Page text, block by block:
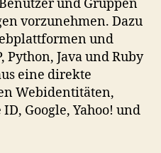
und Gruppen
vorzunehmen. Dazu
und
Python, Java und Ruby
eine direkte
Webidentitäten,
Google, Yahoo! und